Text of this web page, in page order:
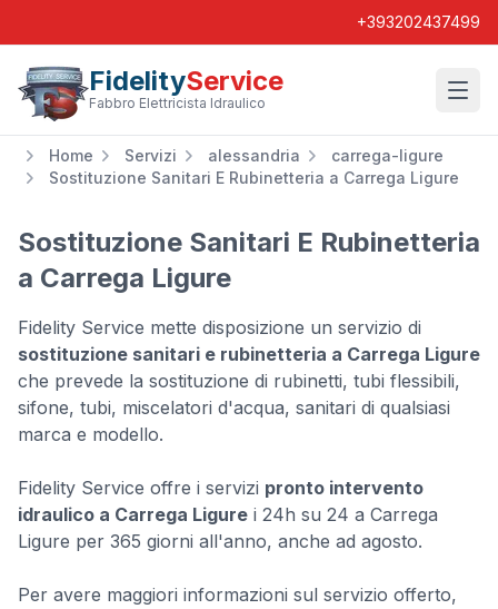
+393202437499
FidelityService
Fabbro Elettricista Idraulico
Home Servizi alessandria
carrega-ligure
Sostituzione Sanitari E Rubinetteria a Carrega Ligure
Sostituzione Sanitari E Rubinetteria
a Carrega Ligure
Fidelity Service mette disposizione un servizio di
sostituzione sanitari e rubinetteria a Carrega Ligure
che prevede la sostituzione di rubinetti, tubi flessibili,
sifone, tubi, miscelatori d'acqua, sanitari di qualsiasi
marca e modello.
Fidelity Service offre i servizi pronto intervento
idraulico a Carrega Ligure i 24h su 24 a Carrega
Ligure per 365 giorni all'anno, anche ad agosto.
Per avere maggiori informazioni sul servizio offerto,